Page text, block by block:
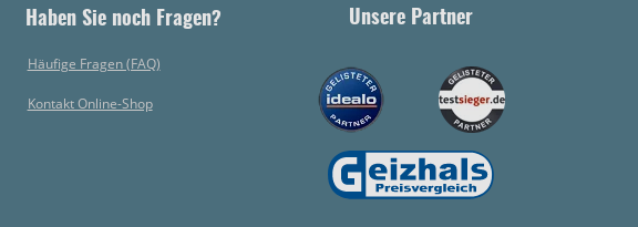
Haben Sie noch Fragen?
Häufige Fragen (FAQ)
Kontakt Online-Shop
Unsere Partner